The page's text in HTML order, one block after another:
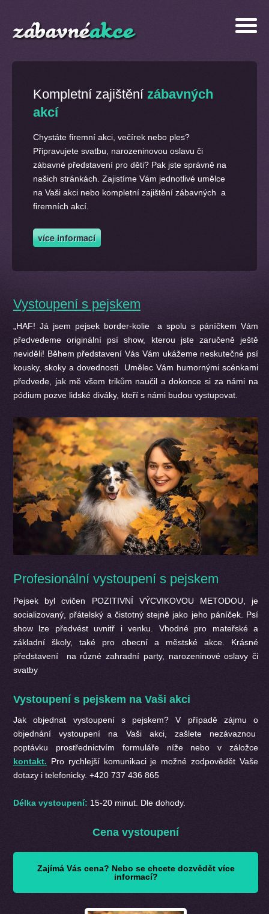
Kompletní zajištění zábavných
akcí
Chystáte firemní akci, večírek nebo ples?
Připravujete svatbu, narozeninovou oslavu či
zábavné představení pro děti? Pak jste správně na
našich stránkách. Zajistíme Vám jednotlivé umělce
na Vaši akci nebo kompletní zajištění zábavných a
firemních akcí.
Vystoupení s pejskem
„HAF! Já jsem pejsek border-kolie a spolu s páníčkem Vám
předvedeme originální psí show, kterou jste zaručeně ještě
neviděli! Během představení Vás Vám ukážeme neskutečné psí
kousky, skoky a dovednosti. Umělec Vám humornými scénkami
předvede, jak mě všem trikům naučil a dokonce si za námi na
pódium pozve lidské diváky, kteří s námi budou vystupovat.
Profesionální vystoupení s pejskem
Pejsek byl cvičen POZITIVNÍ VÝCVIKOVOU METODOU, je
socializovaný, přátelský a čistotný stejně jako jeho páníček. Psí
show lze předvést uvnitř i venku. Vhodné pro mateřské a
základní školy, také pro obecní a městské akce. Krásné
představení na různé zahradní party, narozeninové oslavy či
svatby
Vystoupení s pejskem na Vaši akci
Jak objednat vystoupení s pejskem? V případě zájmu o
objednání vystoupení na Vaši akci, zašlete nezávaznou
poptávku prostřednictvím formuláře níže nebo v záložce
kontakt. Pro rychlejší komunikaci je možné zodpovědět Vaše
dotazy i telefonicky. +420 737 436 865
Délka vystoupení: 15-20 minut. Dle dohody.
Cena vystoupení
Zajímá Vás cena? Nebo se chcete dozvědět více
informací?